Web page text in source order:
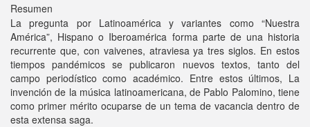
Resumen
La pregunta por Latinoamérica y variantes como “Nuestra
América”, Hispano o Iberoamérica forma parte de una historia
recurrente que, con vaivenes, atraviesa ya tres siglos. En estos
tiempos pandémicos se publicaron nuevos textos, tanto del
campo periodístico como académico. Entre estos últimos, La
invención de la música latinoamericana, de Pablo Palomino, tiene
como primer mérito ocuparse de un tema de vacancia dentro de
esta extensa saga.